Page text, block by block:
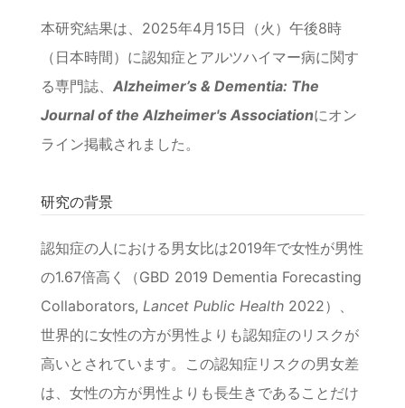
本研究結果は、2025年4月15日（火）午後8時
（日本時間）に認知症とアルツハイマー病に関す
る専門誌、 Alzheimer’s & Dementia: The
Journal of the Alzheimer's Associationにオン
ライン掲載されました。
研究の背景
認知症の人における男女比は2019年で女性が男性
の1.67倍高く（GBD 2019 Dementia Forecasting
Collaborators, Lancet Public Health 2022）、
世界的に女性の方が男性よりも認知症のリスクが
高いとされています。この認知症リスクの男女差
は、女性の方が男性よりも長生きであることだけ